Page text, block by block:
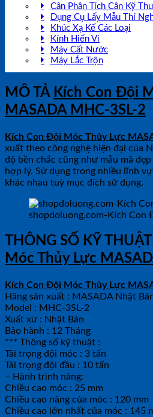
Cân Phân Tích Cân Kỹ
Dụng Cụ Lấy Mẫu Thí
Khúc Xạ Kế Các Loại
Kính Hiển Vi
Máy Cất Nước
Máy Lắc Trộn
MÔ TẢ Kích Con Đội
MASADA MHC-3SL-2
Kích Con Đội Móc Thủy Lực
xuất theo công nghệ hiện đại của
độ bền chắc cũng như mẫu mã
hợp lý. Sử dụng trong nhiều lĩnh
khác nhau tuỳ mục đích sử dụng.
shopdoluong.com-Kích Con
THÔNG SỐ KỸ THUẬT
Móc Thủy Lực
Kích Con Đội Móc Thủy Lực
Hãng sản xuất : MASADA Nhật
Model : MHC-3SL-2
Xuất xứ : Nhật Bản
Bảo hành : 12 Tháng
*** Thông số kỹ thuật :
Tải trọng đội móc : 3 tấn
Tải trọng đội đầu : 10 tấn
– Hành trình nâng:
Chiều cao móc : 25 mm
Chiều cao nâng của móc : 120 mm
Chiều cao lớn nhất của móc : 145